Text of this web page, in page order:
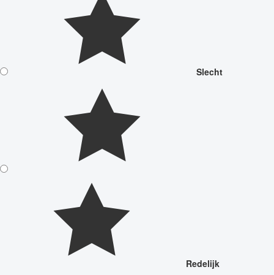
Slecht
Redelijk